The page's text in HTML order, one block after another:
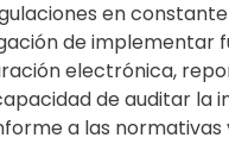
en
de implementar
electrónica,
de auditar la
a las normativas